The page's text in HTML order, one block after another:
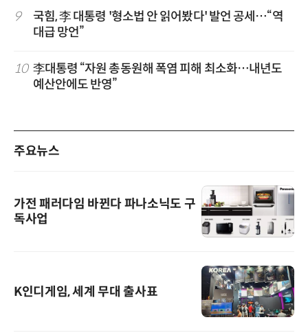
9
국힘, 李 대통령 '형소법 안 읽어봤다' 발언 공세…“역
대급 망언”
10 李대통령 “자원 총동원해 폭염 피해 최소화…내년도
예산안에도 반영”
주요뉴스
가전 패러다임 바뀐다 파나소닉도 구
독사업
K인디게임, 세계 무대 출사표